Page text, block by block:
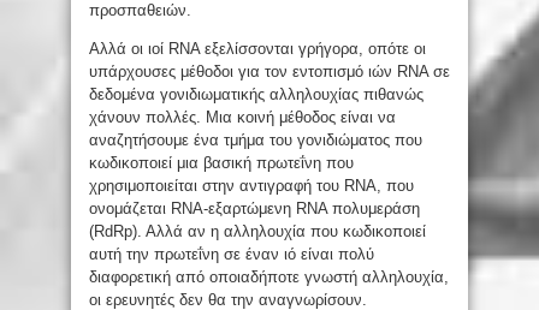
προσπαθειών.
Αλλά οι ιοί RNA εξελίσσονται γρήγορα, οπότε οι
υπάρχουσες μέθοδοι για τον εντοπισμό ιών RNA σε
δεδομένα γονιδιωματικής αλληλουχίας πιθανώς
χάνουν πολλές. Μια κοινή μέθοδος είναι να
αναζητήσουμε ένα τμήμα του γονιδιώματος που
κωδικοποιεί μια βασική πρωτεΐνη που
χρησιμοποιείται στην αντιγραφή του RNA, που
ονομάζεται RNA-εξαρτώμενη RNA πολυμεράση
(RdRp). Αλλά αν η αλληλουχία που κωδικοποιεί
αυτή την πρωτεΐνη σε έναν ιό είναι πολύ
διαφορετική από οποιαδήποτε γνωστή αλληλουχία,
οι ερευνητές δεν θα την αναγνωρίσουν.